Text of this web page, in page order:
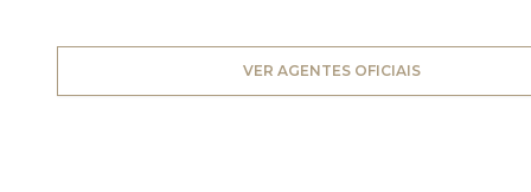
VER AGENTES OFICIAIS